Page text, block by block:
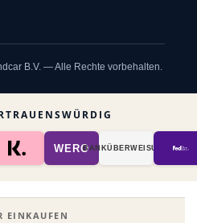
B.V. — Alle Rechte vorbehalten.
WEROBANK­ÜBER­WEISUNG
EINKAUFEN